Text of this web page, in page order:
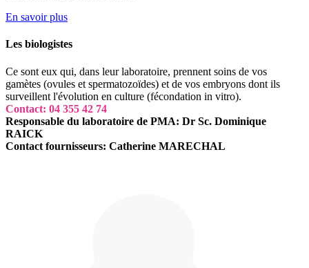
En savoir plus
Les biologistes
Ce sont eux qui, dans leur laboratoire, prennent soins de vos
gamètes (ovules et spermatozoïdes) et de vos embryons dont ils
surveillent l'évolution en culture (fécondation in vitro).
Contact: 04 355 42 74
Responsable du laboratoire de PMA: Dr Sc. Dominique
RAICK
Contact fournisseurs: Catherine MARECHAL